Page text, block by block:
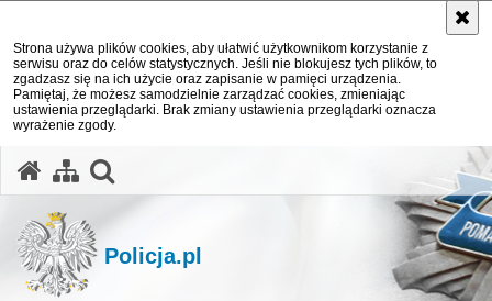
Strona używa plików cookies, aby ułatwić użytkownikom korzystanie z
serwisu oraz do celów statystycznych. Jeśli nie blokujesz tych plików, to
zgadzasz się na ich użycie oraz zapisanie w pamięci urządzenia.
Pamiętaj, że możesz samodzielnie zarządzać cookies, zmieniając
ustawienia przeglądarki. Brak zmiany ustawienia przeglądarki oznacza
wyrażenie zgody.
Policja.pl